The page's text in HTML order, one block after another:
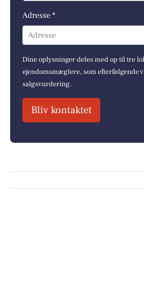
Adresse *
Adresse
Dine oplysninger deles med op til tre
ejendomsmæglere, som efterfølgende
salgsvurdering.
Bliv kontaktet